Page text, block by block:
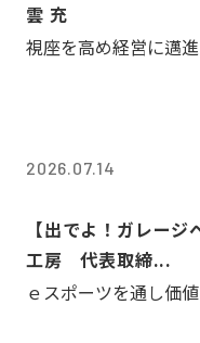
雲 充
視座を高め経営に邁
2026.07.14
【出でよ！ガレー
工房 代表取締...
ｅスポーツを通し価